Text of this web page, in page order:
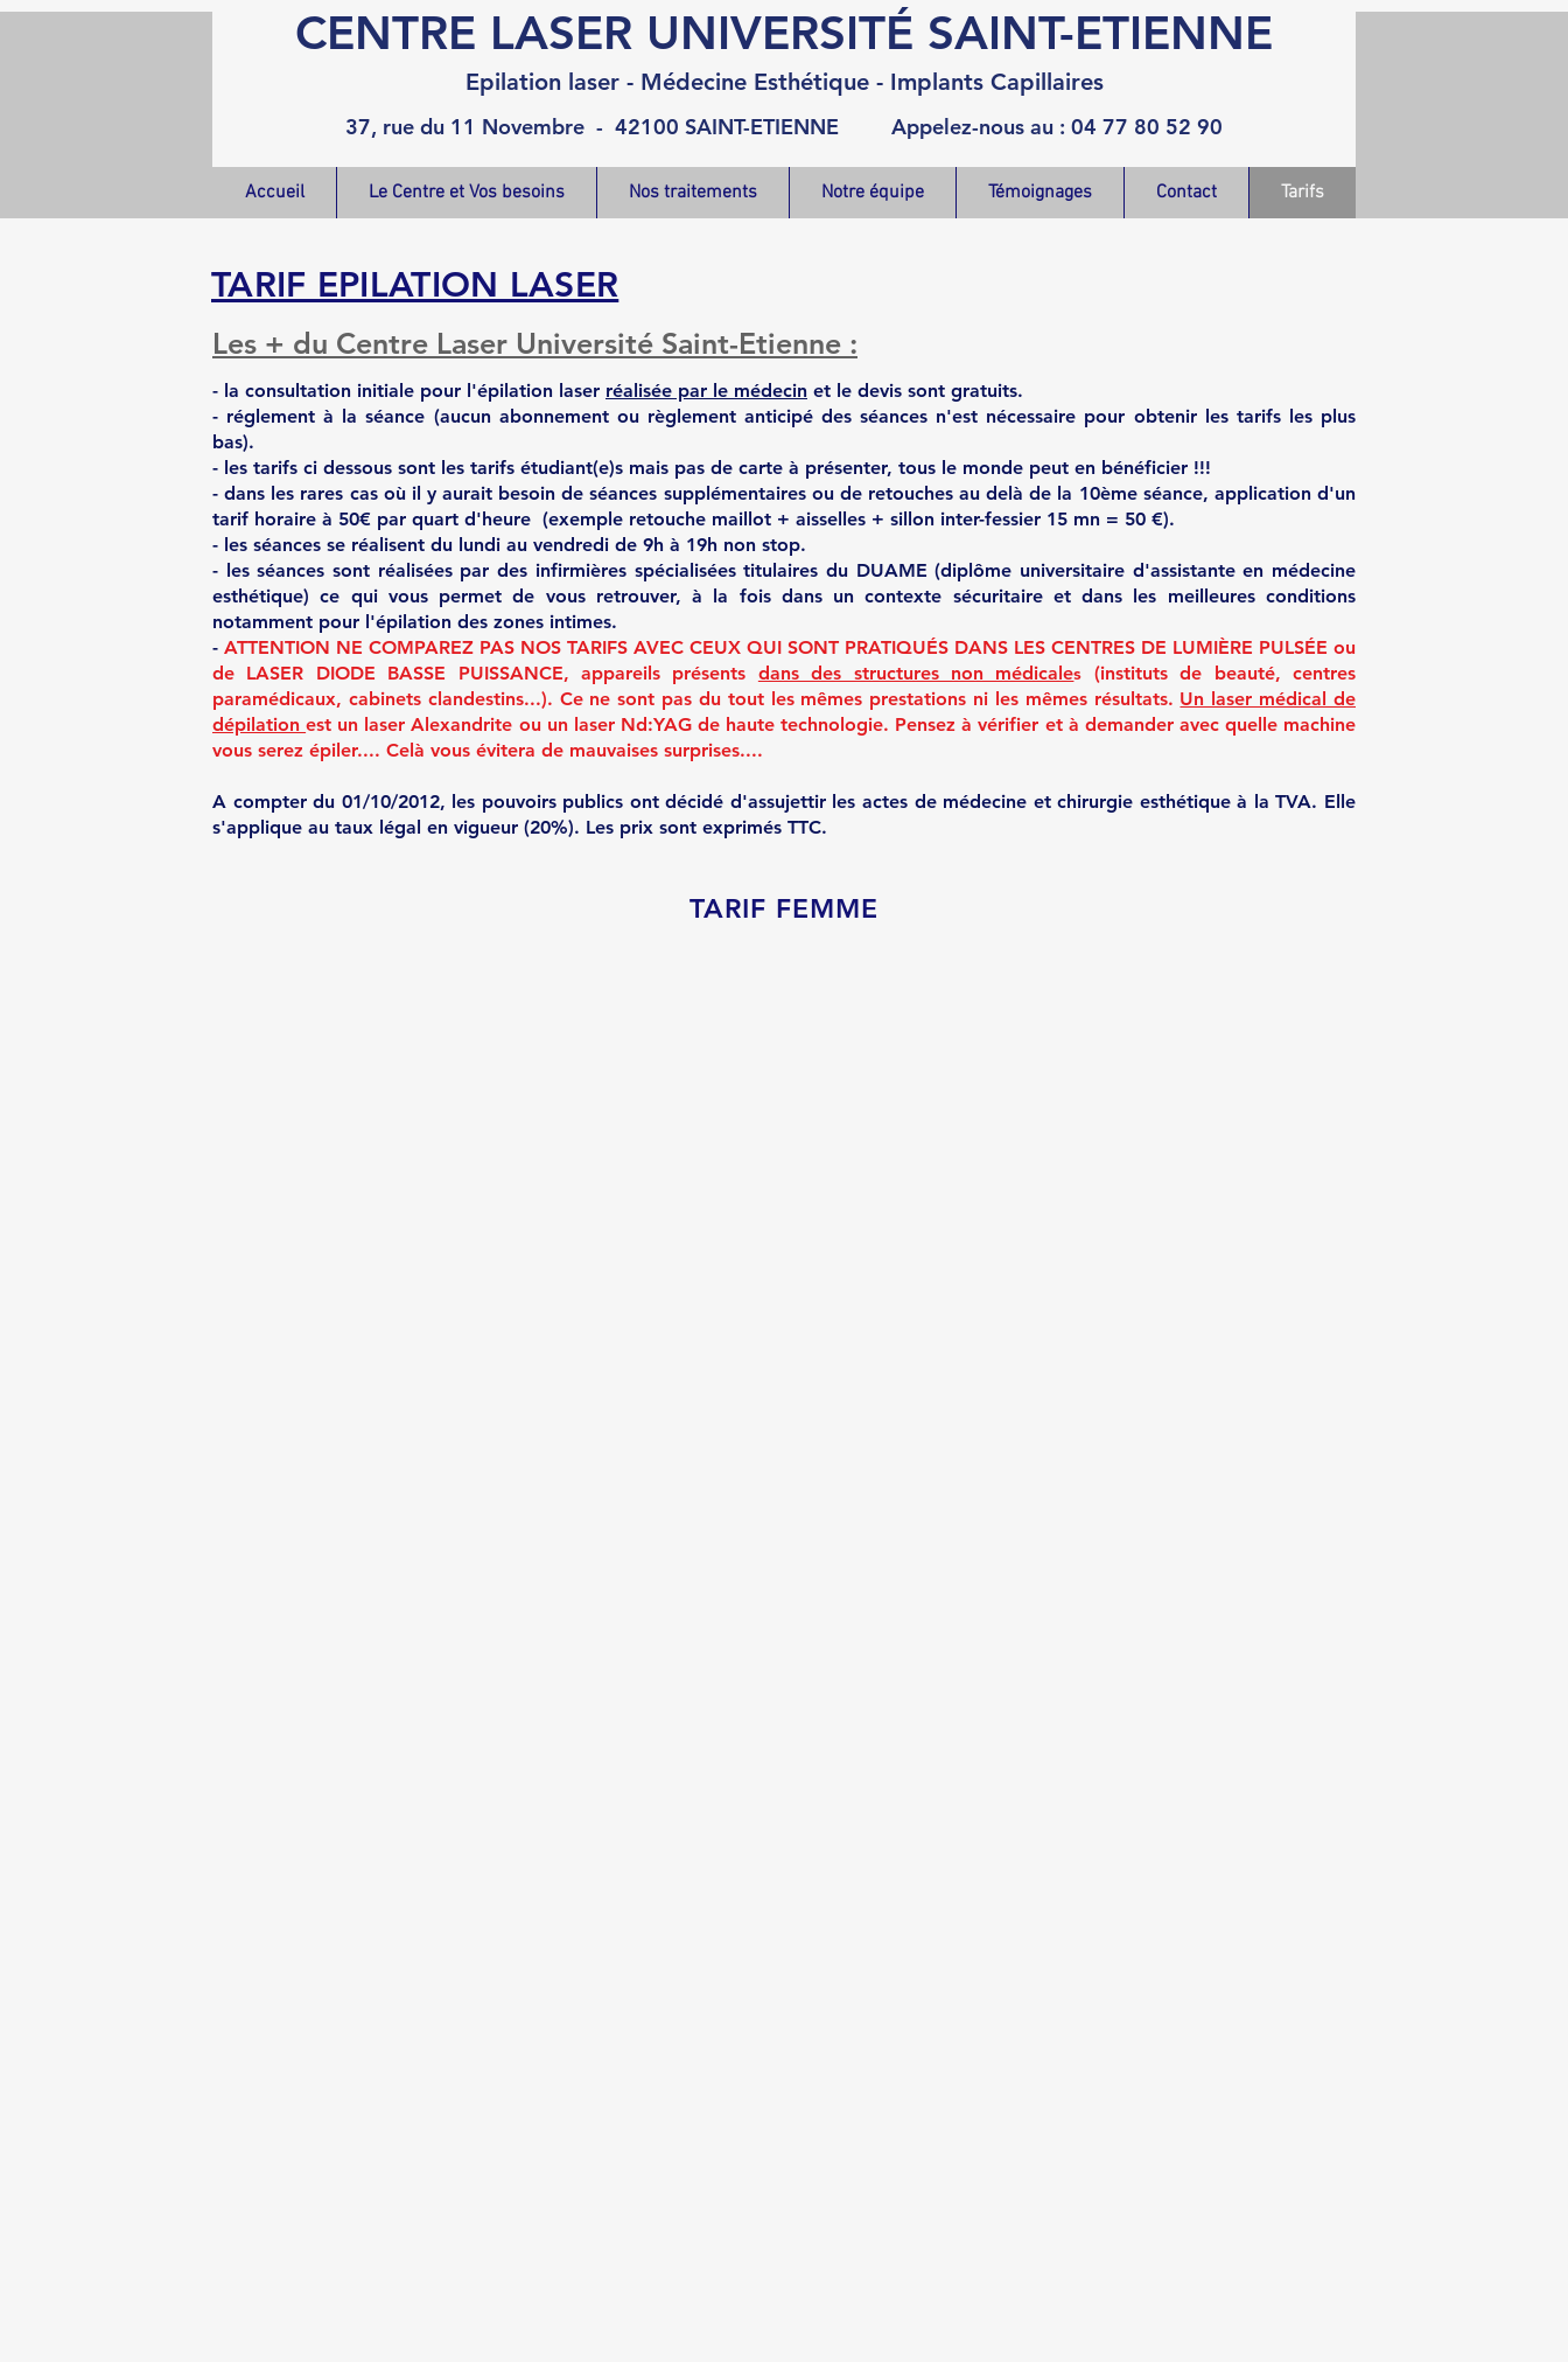
CENTRE LASER UNIVERSITÉ SAINT-ETIENNE
Epilation laser - Médecine Esthétique - Implants Capillaires
37, rue du 11 Novembre - 42100 SAINT-ETIENNE Appelez-nous au : 04 77 80 52 90
Accueil Le Centre et Vos besoins Nos traitements Notre équipe Témoignages Contact Tarifs
TARIF EPILATION LASER
Les + du Centre Laser Université Saint-Etienne :
- la consultation initiale pour l'épilation laser réalisée par le médecin et le devis sont gratuits.
- réglement à la séance (aucun abonnement ou règlement anticipé des séances n'est nécessaire pour obtenir les tarifs les plus
bas).
- les tarifs ci dessous sont les tarifs étudiant(e)s mais pas de carte à présenter, tous le monde peut en bénéficier !!!
- dans les rares cas où il y aurait besoin de séances supplémentaires ou de retouches au delà de la 10ème séance, application d'un
tarif horaire à 50€ par quart d'heure (exemple retouche maillot + aisselles + sillon inter-fessier 15 mn = 50 €).
- les séances se réalisent du lundi au vendredi de 9h à 19h non stop.
- les séances sont réalisées par des infirmières spécialisées titulaires du DUAME (diplôme universitaire d'assistante en médecine
esthétique) ce qui vouspermet de vous retrouver, à la fois dans un contexte sécuritaire et dans les meilleures conditions
notamment pour l'épilation des zones intimes.
- ATTENTION NE COMPAREZ PAS NOS TARIFS AVEC CEUX QUI SONT PRATIQUÉS DANS LES CENTRES DE LUMIÈRE PULSÉE ou
de LASER DIODE BASSE PUISSANCE,appareils présents dans des structures non médicales (instituts de beauté, centres
paramédicaux, cabinetsclandestins...). Ce ne sont pas du tout les mêmes prestations ni les mêmes résultats. Un laser médical de
dépilationest un laser Alexandrite ou un laser Nd:YAG de haute technologie. Pensez à vérifier et à demander avec quelle machine
vous serez épiler.... Celà vous évitera de mauvaises surprises....
A compter du 01/10/2012, les pouvoirs publics ont décidé d'assujettir les actes de médecine et chirurgie esthétique à la TVA. Elle
s'applique au taux légal en vigueur (20%). Les prix sont exprimés TTC.
TARIF FEMME